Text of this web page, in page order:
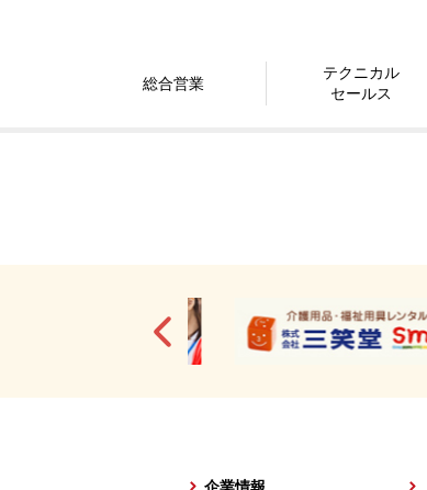
総合営業
テクニカル
セールス